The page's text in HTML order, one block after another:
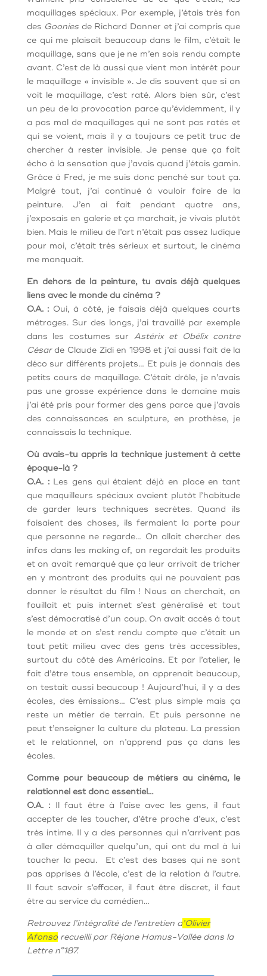
maquillages spéciaux. Par exemple, j’étais très fan
des Goonies de Richard Donner et j’ai compris que
ce qui me plaisait beaucoup dans le film, c’était le
maquillage, sans que je ne m’en sois rendu compte
avant. C’est de là aussi que vient mon intérêt pour
le maquillage « invisible ». Je dis souvent que si on
voit le maquillage, c’est raté. Alors bien sûr, c’est
un peu de la provocation parce qu’évidemment, il y
a pas mal de maquillages qui ne sont pas ratés et
qui se voient, mais il y a toujours ce petit truc de
chercher à rester invisible. Je pense que ça fait
écho à la sensation que j’avais quand j’étais gamin.
Grâce à Fred, je me suis donc penché sur tout ça.
Malgré tout, j’ai continué à vouloir faire de la
peinture. J’en ai fait pendant quatre ans,
j’exposais en galerie et ça marchait, je vivais plutôt
bien. Mais le milieu de l’art n’était pas assez ludique
pour moi, c’était très sérieux et surtout, le cinéma
me manquait.
En dehors de la peinture, tu avais déjà quelques
liens avec le monde du cinéma ?
O.A. : Oui, à côté, je faisais déjà quelques courts
métrages. Sur des longs, j’ai travaillé par exemple
dans les costumes sur Astérix et Obélix contre
Césarde Claude Zidi en 1998 et j’ai aussi fait de la
déco sur différents projets… Et puis je donnais des
petits cours de maquillage. C’était drôle, je n’avais
pas une grosse expérience dans le domaine mais
j’ai été pris pour former des gens parce que j’avais
des connaissances en sculpture, en prothèse, je
connaissais la technique.
Où avais-tu appris la technique justement à cette
époque-là ?
O.A. : Les gens qui étaient déjà en place en tant
que maquilleurs spéciaux avaient plutôt l’habitude
de garder leurs techniques secrètes. Quand ils
faisaient des choses, ils fermaient la porte pour
que personne ne regarde… On allait chercher des
infos dans les making of, on regardait les produits
et on avait remarqué que ça leur arrivait de tricher
en y montrant des produits qui ne pouvaient pas
donner le résultat du film ! Nous on cherchait, on
fouillait et puis internet s’est généralisé et tout
s’est démocratisé d’un coup. On avait accès à tout
le monde et on s’est rendu compte que c’était un
tout petit milieu avec des gens très accessibles,
surtout du côté des Américains. Et par l’atelier, le
fait d’être tous ensemble, on apprenait beaucoup,
on testait aussi beaucoup ! Aujourd’hui, il y a des
écoles, des émissions… C’est plus simple mais ça
reste un métier de terrain. Et puis personne ne
peut t’enseigner la culture du plateau. La pression
et le relationnel, on n’apprend pas ça dans les
écoles.
Comme pour beaucoup de métiers au cinéma, le
relationnel est donc essentiel…
O.A. : Il faut être à l’aise avec les gens, il faut
accepter de les toucher, d’être proche d’eux, c’est
très intime. Il y a des personnes qui n’arrivent pas
à aller démaquiller quelqu’un, qui ont du mal à lui
toucher la peau. Et c’est des bases qui ne sont
pas apprises à l’école, c’est de la relation à l’autre.
Il faut savoir s’effacer, il faut être discret, il faut
être au service du comédien…
Retrouvez l’intégralité de l’entretien d’Olivier
Afonsorecueilli par Réjane Hamus-Vallée dans la
Lettre n°187.